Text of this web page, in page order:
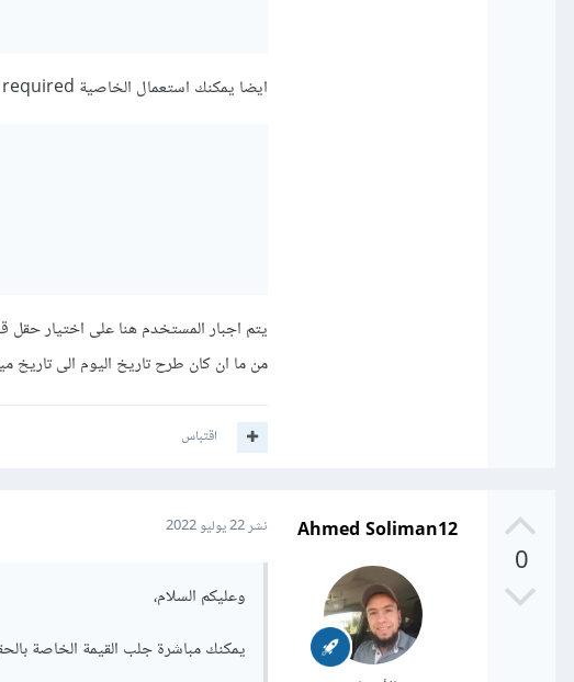
ايضا يمكنك استعمال الخاصية required في HTML5
يتم اجبار المستخدم هنا على اختيار
من ما ان كان طرح تاريخ اليوم الى تاريخ
اقتباس
0
Ahmed Soliman12 نشر22 يوليو 2022
وعليكم السلام،
يمكنك مباشرة جلب القيمة الخاصة